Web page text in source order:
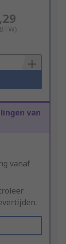
van
vanaf